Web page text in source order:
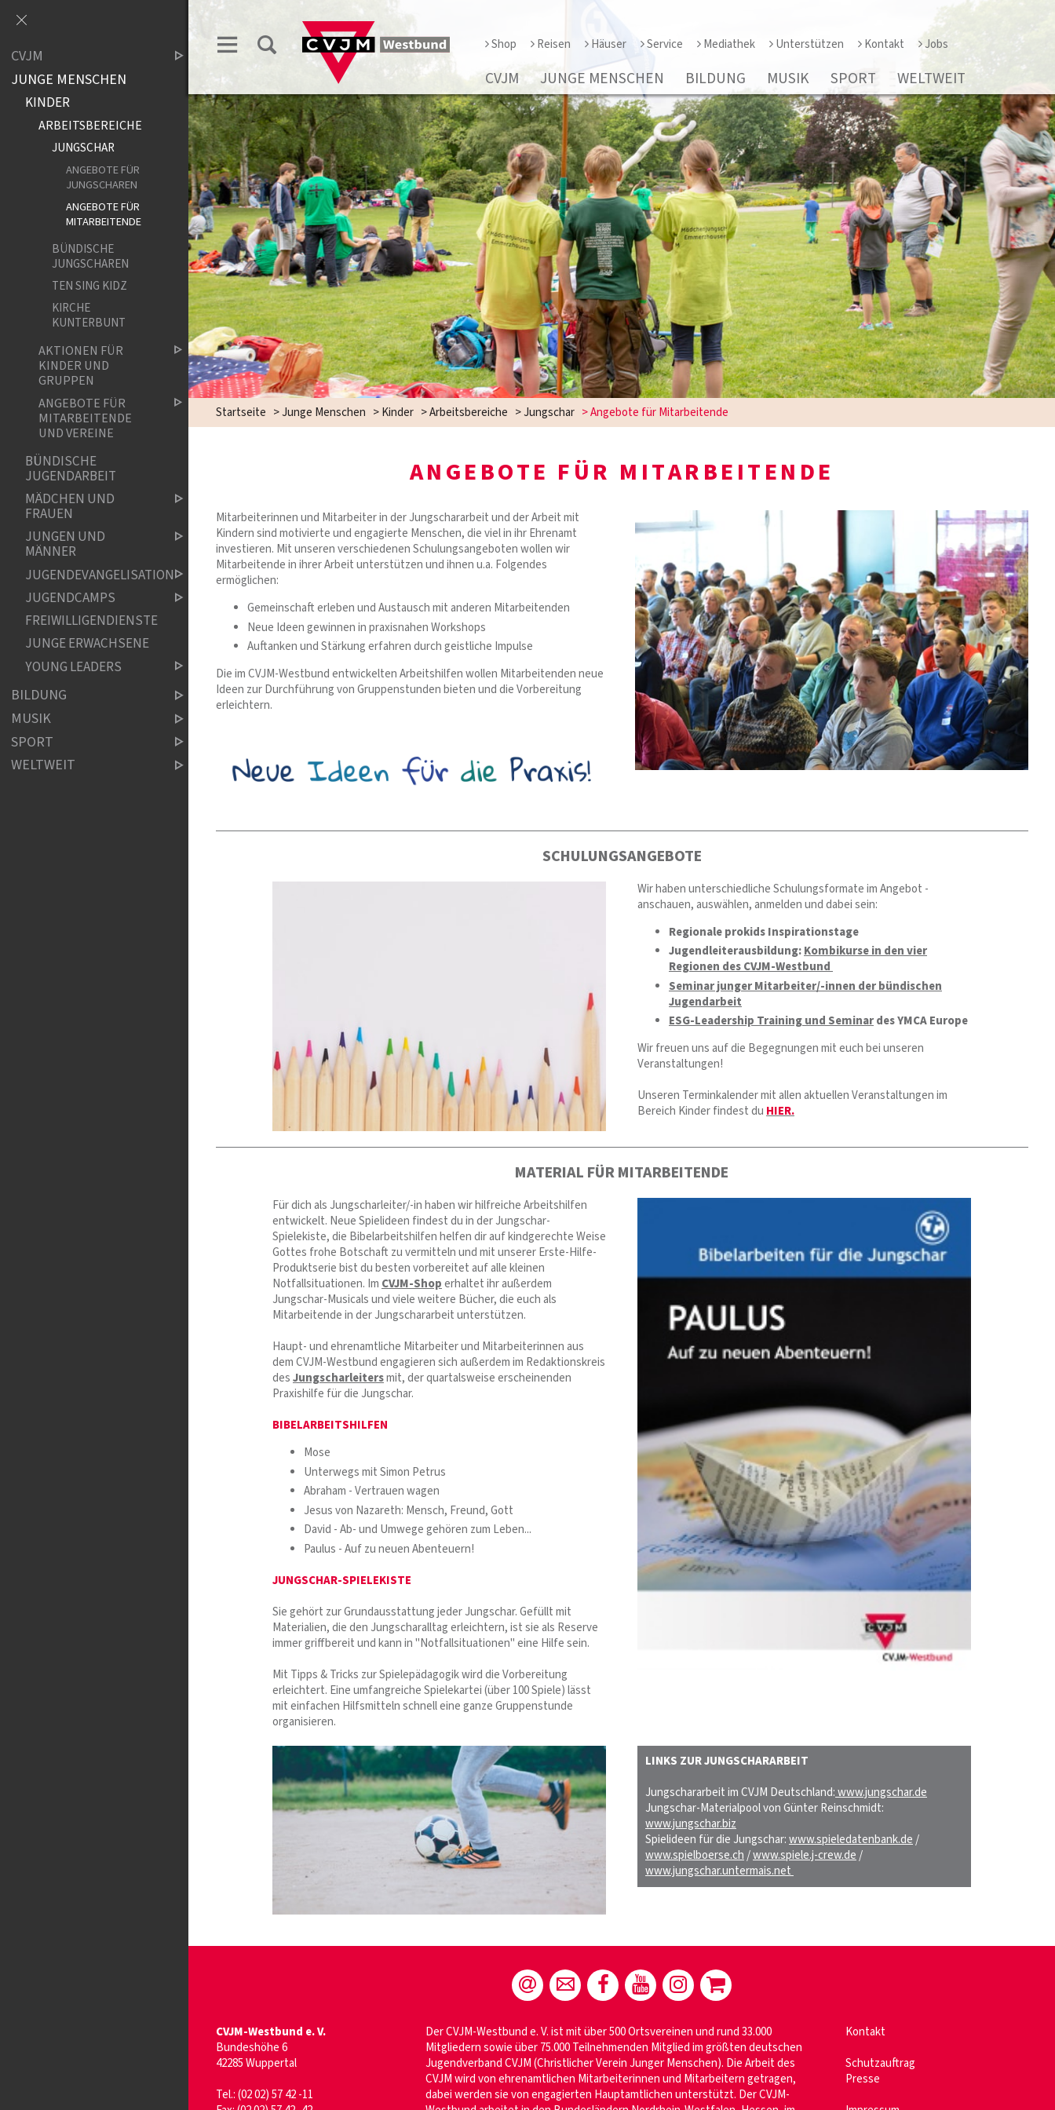
Shop Reisen Häuser Service Mediathek Unterstützen Kontakt Jobs
CVJM JUNGE MENSCHEN BILDUNG MUSIK SPORT WELTWEIT
Startseite >Junge Menschen >Kinder >Arbeitsbereiche >Jungschar >Angebote für Mitarbeitende
ANGEBOTE FÜR MITARBEITENDE
Mitarbeiterinnen und Mitarbeiter in der Jungschararbeit und der Arbeit mit
Kindern sind motivierte und engagierte Menschen, die viel in ihr Ehrenamt
investieren. Mit unseren verschiedenen Schulungsangeboten wollen wir
Mitarbeitende in ihrer Arbeit unterstützen und ihnen u.a. Folgendes
ermöglichen:
Gemeinschaft erleben und Austausch mit anderen Mitarbeitenden
Neue Ideen gewinnen in praxisnahen Workshops
Auftanken und Stärkung erfahren durch geistliche Impulse
Die im CVJM-Westbund entwickelten Arbeitshilfen wollen Mitarbeitenden neue
Ideen zur Durchführung von Gruppenstunden bieten und die Vorbereitung
erleichtern.
SCHULUNGSANGEBOTE
Wir haben unterschiedliche Schulungsformate im Angebot -
anschauen, auswählen, anmelden und dabei sein:
Regionale prokids Inspirationstage
Jugendleiterausbildung:Kombikurse in den vier
Regionen des CVJM-Westbund
Seminar junger Mitarbeiter/-innen der bündischen
Jugendarbeit
ESG-Leadership Training und Seminardes YMCA Europe
Wir freuen uns auf die Begegnungen mit euch bei unseren
Veranstaltungen!
Unseren Terminkalender mit allen aktuellen Veranstaltungen im
Bereich Kinder findest du HIER.
MATERIAL FÜR MITARBEITENDE
Für dich als Jungscharleiter/-in haben wir hilfreiche Arbeitshilfen
entwickelt. Neue Spielideen findest du in der Jungschar-
Spielekiste, die Bibelarbeitshilfen helfen dir auf kindgerechte Weise
Gottes frohe Botschaft zu vermitteln und mit unserer Erste-Hilfe-
Produktserie bist du besten vorbereitet auf alle kleinen
Notfallsituationen. ImCVJM-Shoperhaltet ihr außerdem
Jungschar-Musicals und viele weitere Bücher, die euch als
Mitarbeitende in der Jungschararbeit unterstützen.
Haupt- und ehrenamtliche Mitarbeiter und Mitarbeiterinnen aus
dem CVJM-Westbund engagieren sich außerdem im Redaktionskreis
desJungscharleitersmit, der quartalsweise erscheinenden
Praxishilfe für die Jungschar.
BIBELARBEITSHILFEN
Mose
Unterwegs mit Simon Petrus
Abraham - Vertrauen wagen
Jesus von Nazareth: Mensch, Freund, Gott
David - Ab- und Umwege gehören zum Leben...
Paulus - Auf zu neuen Abenteuern!
JUNGSCHAR-SPIELEKISTE
Sie gehört zur Grundausstattung jeder Jungschar. Gefüllt mit
Materialien, die den Jungscharalltag erleichtern, ist sie als Reserve
immer griffbereit und kann in "Notfallsituationen" eine Hilfe sein.
Mit Tipps & Tricks zur Spielepädagogik wird die Vorbereitung
erleichtert. Eine umfangreiche Spielekartei (über 100 Spiele) lässt
mit einfachen Hilfsmitteln schnell eine ganze Gruppenstunde
organisieren.
LINKS ZUR JUNGSCHARARBEIT
Jungschararbeit im CVJM Deutschland:www.jungschar.de
Jungschar-Materialpool von Günter Reinschmidt:
www.jungschar.biz
Spielideen für die Jungschar:www.spieledatenbank.de /
www.spielboerse.ch /www.spiele.j-crew.de /
www.jungschar.untermais.net
CVJM-Westbund e. V.
Bundeshöhe 6
42285 Wuppertal
Tel.: (02 02) 57 42 -11
Der CVJM-Westbund e. V. ist mit über 500 Ortsvereinen und rund 33.000
Mitgliedern sowie über 75.000 Teilnehmenden Mitglied im größten deutschen
Jugendverband CVJM (Christlicher Verein Junger Menschen). Die Arbeit des
CVJM wird von ehrenamtlichen Mitarbeiterinnen und Mitarbeitern getragen,
dabei werden sie von engagierten Hauptamtlichen unterstützt. Der CVJM-
Kontakt
Schutzauftrag
Presse
CVJM
JUNGE MENSCHEN
KINDER
ARBEITSBEREICHE
JUNGSCHAR
ANGEBOTE FÜR
JUNGSCHAREN
ANGEBOTE FÜR
MITARBEITENDE
BÜNDISCHE
JUNGSCHAREN
TEN SING KIDZ
KIRCHE
KUNTERBUNT
AKTIONEN FÜR
KINDER UND
GRUPPEN
ANGEBOTE FÜR
MITARBEITENDE
UND VEREINE
BÜNDISCHE
JUGENDARBEIT
MÄDCHEN UND
FRAUEN
JUNGEN UND
MÄNNER
JUGENDEVANGELISATION
JUGENDCAMPS
FREIWILLIGENDIENSTE
JUNGE ERWACHSENE
YOUNG LEADERS
BILDUNG
MUSIK
SPORT
WELTWEIT